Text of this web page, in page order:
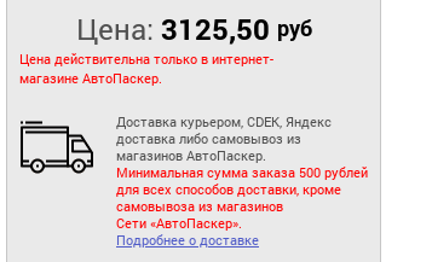
Цена: 3125,50 руб
Цена действительна только в интернет-
магазине АвтоПаскер.
Доставка курьером, CDEK, Яндекс
доставка либо самовывоз из
магазинов АвтоПаскер.
Минимальная сумма заказа 500 рублей
для всех способов доставки, кроме
самовывоза из магазинов
Сети «АвтоПаскер».
Подробнее о доставке